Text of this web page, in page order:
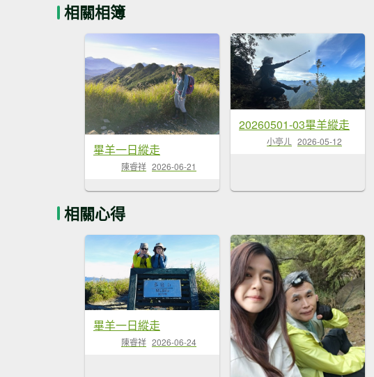
相關相簿
畢羊一日縱走
陳睿祥 2026-06-21
20260501-03畢羊縱走
小亭ㄦ 2026-05-12
相關心得
畢羊一日縱走
陳睿祥 2026-06-24